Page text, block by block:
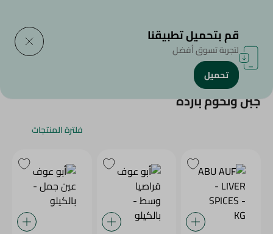
الرئيسية /
/
جبن ولحوم باردة
فلترة المنتجات
قم بتحميل تطبيقنا
لتجربة تسوق أفضل
تحميل